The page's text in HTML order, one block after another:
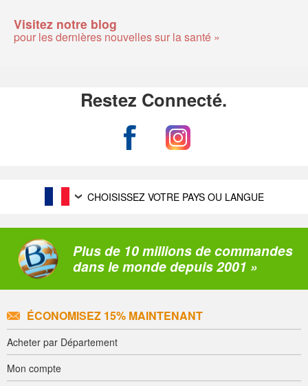
Visitez notre blog
pour les dernières nouvelles sur la santé »
Restez Connecté.
CHOISISSEZ VOTRE PAYS OU LANGUE
Plus de 10 millions de commandes
dans le monde depuis 2001 »
ÉCONOMISEZ 15% MAINTENANT
Acheter par Département
Mon compte